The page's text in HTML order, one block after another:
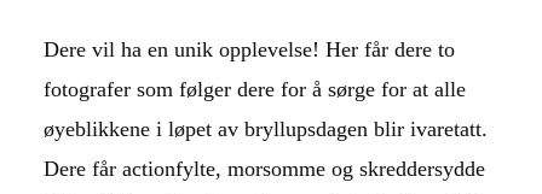
Dere vil ha en unik opplevelse! Her får dere to
fotografer som følger dere for å sørge for at alle
øyeblikkene i løpet av bryllupsdagen blir ivaretatt.
Dere får actionfylte, morsomme og skreddersydde